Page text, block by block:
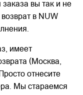
вы так и не
в NUW
имеет
(Москва,
отнесите
Мы стараемся